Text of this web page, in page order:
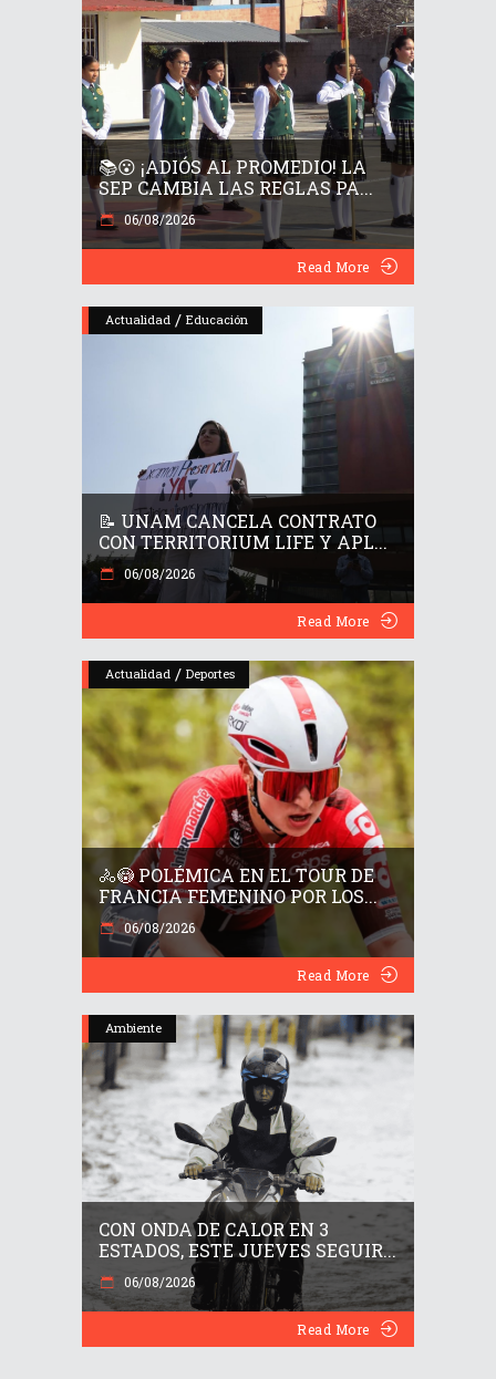
📚😮 ¡ADIÓS AL PROMEDIO! LA
SEP CAMBIA LAS REGLAS PA...
06/08/2026
Read More
Actualidad / Educación
📝 UNAM CANCELA CONTRATO
CON TERRITORIUM LIFE Y APL...
06/08/2026
Read More
Actualidad / Deportes
🚴😳 POLÉMICA EN EL TOUR DE
FRANCIA FEMENINO POR LOS...
06/08/2026
Read More
Ambiente
CON ONDA DE CALOR EN 3
ESTADOS, ESTE JUEVES SEGUIR...
06/08/2026
Read More